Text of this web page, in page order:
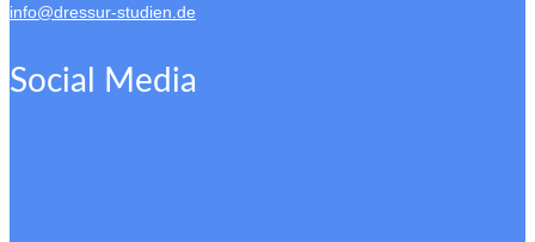
info@dressur-studien.de
Social Media